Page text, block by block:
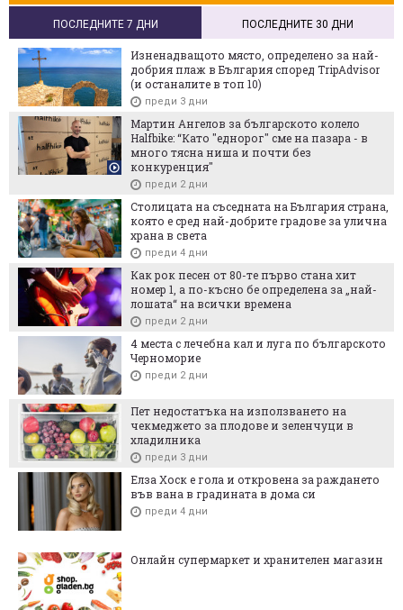
ПОСЛЕДНИТЕ 7 ДНИ ПОСЛЕДНИТЕ 30 ДНИ
Изненадващото място, определено за най-
добрия плаж в България според TripAdvisor
(и останалите в топ 10)
преди 3 дни
Мартин Ангелов за българското колело
Halfbike: “Като "еднорог" сме на пазара - в
много тясна ниша и почти без
конкуренция"
преди 2 дни
Столицата на съседната на България страна,
която е сред най-добрите градове за улична
храна в света
преди 4 дни
Как рок песен от 80-те първо стана хит
номер 1, а по-късно бе определена за „най-
лошата“ на всички времена
преди 2 дни
4 места с лечебна кал и луга по българското
Черноморие
преди 2 дни
Пет недостатъка на използването на
чекмеджето за плодове и зеленчуци в
хладилника
преди 3 дни
Елза Хоск е гола и откровена за раждането
във вана в градината в дома си
преди 4 дни
Онлайн супермаркет и хранителен магазин